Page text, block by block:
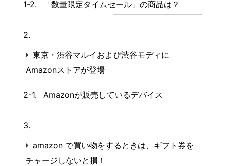
「数量限定タイムセール」の商品は？
東京・渋谷マルイおよび渋谷モディに
Amazonストアが登場
Amazonが販売しているデバイス
amazon で買い物をするときは、ギフト券を
チャージしないと損！